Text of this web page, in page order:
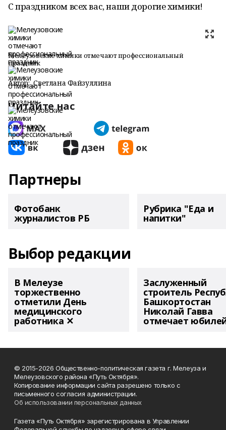
С праздником всех вас, наши дорогие химики!
Мелеузовские химики отмечают профессиональный
праздник
Автор: Светлана Файзуллина
Читайте нас
Партнеры
Фотобанк
журналистов РБ
Рубрика "Еда и
напитки"
Выбор редакции
В Мелеузе
торжественно
отметили День
медицинского
работника ✕
Заслуженный
строитель
Башкортостан
Николай Гавва
отмечает
© 2015-2026 Общественно-политическая газета г. Мелеуза и
Мелеузовского района «Путь Октября».
Копирование информации сайта разрешено только с
письменного согласия администрации.
Об использовании персональных данных
Газета «Путь Октября» зарегистрирована в Управлении